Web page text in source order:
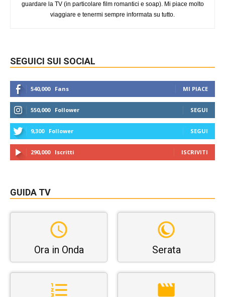
guardare la TV (in particolare film romantici e soap). Mi piace molto
viaggiare e tenermi sempre informata su tutto.
SEGUICI SUI SOCIAL
540,000 Fans MI PIACE
550,000 Follower SEGUI
9,300 Follower SEGUI
290,000 Iscritti ISCRIVITI
GUIDA TV
Ora in Onda Serata